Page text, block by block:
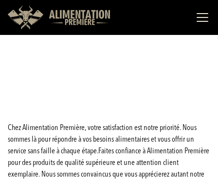
Chez Alimentation Première, votre satisfaction est notre priorité. Nous
sommes là pour répondre à vos besoins alimentaires et vous offrir un
service sans faille à chaque étape.Faites confiance à Alimentation Première
pour des produits de qualité supérieure et une attention client
exemplaire. Nous sommes convaincus que vous apprécierez autant notre